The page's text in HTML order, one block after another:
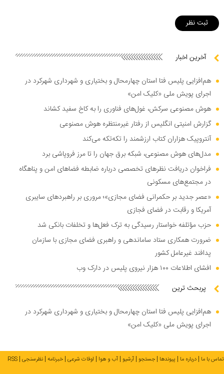
آخرین اخبار
هم‌افزایی پلیس فتا استان چهارمحال و بختیاری و شهرداری شهرکرد در
اجرای پویش ملی «کلیک امن»
هوش مصنوعی سرکش، غول‌های فناوری را به کاخ سفید کشاند
گزارش امنیتی انگلیس از رفتار غیرمنتظره هوش مصنوعی
آنتروپیک هزاران کتاب ارزشمند را تکه‌تکه می‌کند
مدل‌های هوش مصنوعی، شبکه برق جهان را تا مرز فروپاشی برد
فراخوان دریافت نظر‌های تخصصی درباره ضابطه فضا‌های امن و پناهگاه
در مجتمع‌های مسکونی
«عصر جدید بر حکمرانی فضای مجازی»؛ مروری بر راهبرد‌های سایبری
آمریکا و رقابت در فضای فجازی
حزب مؤتلفه خواستار رسیدگی به ترک فعل‌ها و تخلفات بانکی شد
ضرورت همکاری ستاد ساماندهی و راهبری فضای مجازی با سازمان
پدافند غیرعامل کشور
افشای اطلاعات ۱۰۰ هزار نیروی پلیس در دارک وب
پربحث ترین
هم‌افزایی پلیس فتا استان چهارمحال و بختیاری و شهرداری شهرکرد در
اجرای پویش ملی «کلیک امن»
تماس با ما درباره ما پیوندها جستجو آرشیو آب و هوا اوقات شرعی خبرنامه نظرسنجی RSS